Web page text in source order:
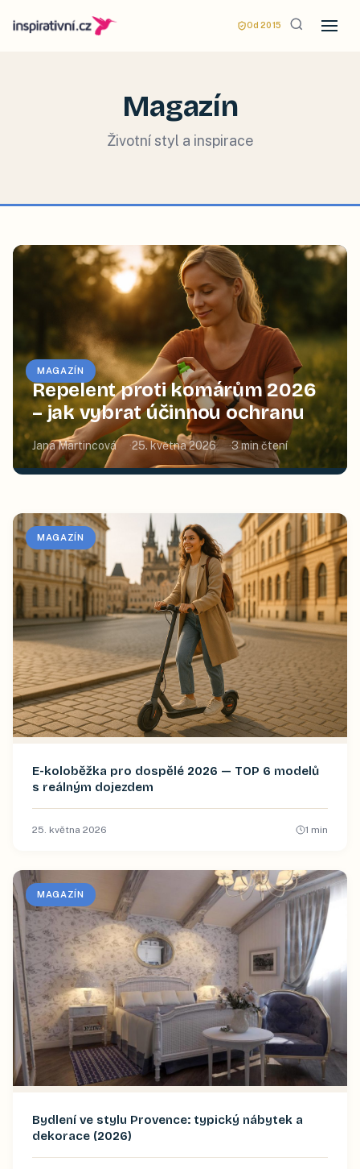
Od 2015
Magazín
Životní styl a inspirace
MAGAZÍN
Repelent proti komárům 2026
– jak vybrat účinnou ochranu
Jana Martincová 25. května 2026 3min čtení
MAGAZÍN
E-koloběžka pro dospělé 2026 — TOP 6 modelů
s reálným dojezdem
25. května 2026 1 min
MAGAZÍN
Bydlení ve stylu Provence: typický nábytek a
dekorace (2026)